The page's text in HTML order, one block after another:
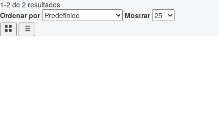
1-2 de 2 resultados
Ordenar por
Mostrar